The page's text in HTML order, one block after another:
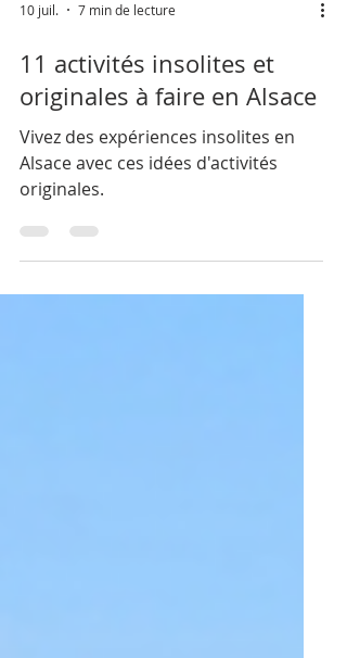
10 juil. 7 min de lecture
11 activités insolites et
originales à faire en Alsace
Vivez des expériences insolites en